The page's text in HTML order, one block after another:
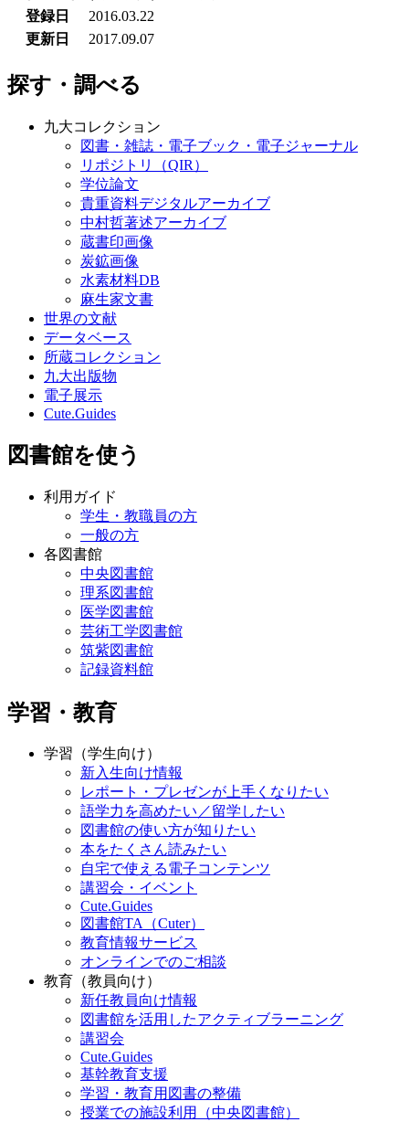
登録日
2016.03.22
更新日
2017.09.07
探す・調べる
九大コレクション
図書・雑誌・電子ブック・電子ジャーナル
リポジトリ（QIR）
学位論文
貴重資料デジタルアーカイブ
中村哲著述アーカイブ
蔵書印画像
炭鉱画像
水素材料DB
麻生家文書
世界の文献
データベース
所蔵コレクション
九大出版物
電子展示
Cute.Guides
図書館を使う
利用ガイド
学生・教職員の方
一般の方
各図書館
中央図書館
理系図書館
医学図書館
芸術工学図書館
筑紫図書館
記録資料館
学習・教育
学習（学生向け）
新入生向け情報
レポート・プレゼンが上手くなりたい
語学力を高めたい／留学したい
図書館の使い方が知りたい
本をたくさん読みたい
自宅で使える電子コンテンツ
講習会・イベント
Cute.Guides
図書館TA（Cuter）
教育情報サービス
オンラインでのご相談
教育（教員向け）
新任教員向け情報
図書館を活用したアクティブラーニング
講習会
Cute.Guides
基幹教育支援
学習・教育用図書の整備
授業での施設利用（中央図書館）